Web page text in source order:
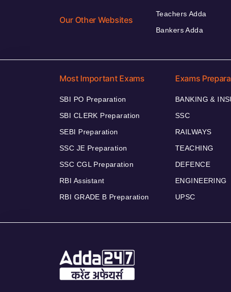
Our Other Websites
Teachers Adda
Bankers Adda
Most Important Exams
SBI PO Preparation
SBI CLERK Preparation
SEBI Preparation
SSC JE Preparation
SSC CGL Preparation
RBI Assistant
RBI GRADE B Preparation
Exams
BANKING &
SSC
RAILWAYS
TEACHING
DEFENCE
ENGINEERING
UPSC